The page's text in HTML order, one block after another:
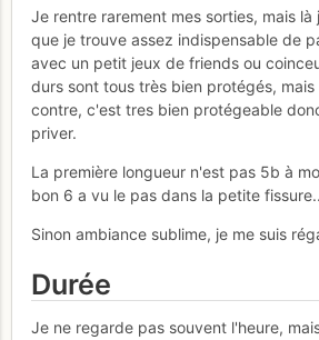
Je rentre rarement mes sorties, mais là
que je trouve assez indispensable de
avec un petit jeux de friends ou
durs sont tous très bien protégés, mais
contre, c'est tres bien protégeable
priver.
La première longueur n'est pas 5b à
bon 6 a vu le pas dans la petite
Sinon ambiance sublime, je me suis
Durée
Je ne regarde pas souvent l'heure,